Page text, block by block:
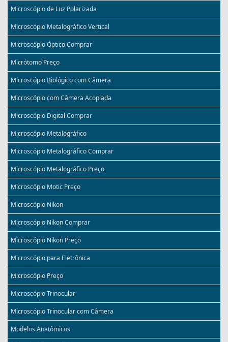
Microscópio de Luz Polarizada
Microscópio Metalográfico Vertical
Microscópio Óptico Comprar
Micrótomo Preço
Microscópio Biológico com Câmera
Microscópio com Câmera Acoplada
Microscópio Digital Comprar
Microscópio Metalográfico
Microscópio Metalográfico Comprar
Microscópio Metalográfico Preço
Microscópio Motic Preço
Microscópio Nikon
Microscópio Nikon Comprar
Microscópio Nikon Preço
Microscópio para Eletrônica
Microscópio Preço
Microscópio Trinocular
Microscópio Trinocular com Câmera
Modelos Anatômicos